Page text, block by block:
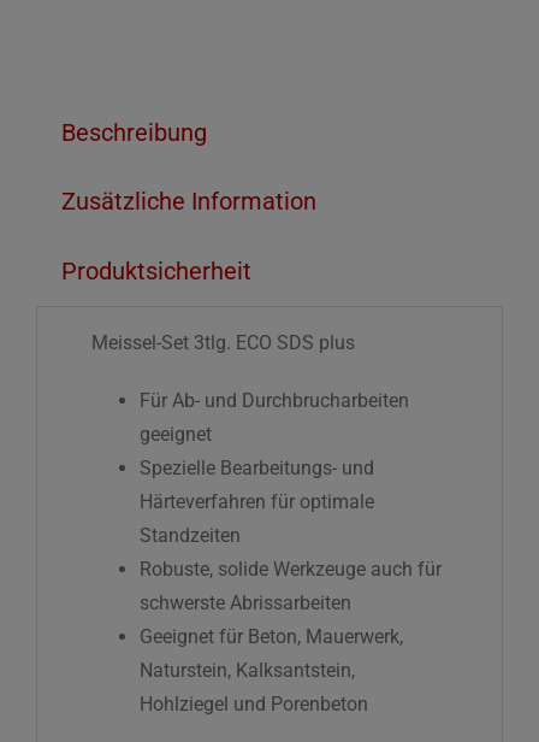
Beschreibung
Zusätzliche Information
Produktsicherheit
Meissel-Set 3tlg. ECO SDS plus
Für Ab- und Durchbrucharbeiten
geeignet
Spezielle Bearbeitungs- und
Härteverfahren für optimale
Standzeiten
Robuste, solide Werkzeuge auch für
schwerste Abrissarbeiten
Geeignet für Beton, Mauerwerk,
Naturstein, Kalksantstein,
Hohlziegel und Porenbeton